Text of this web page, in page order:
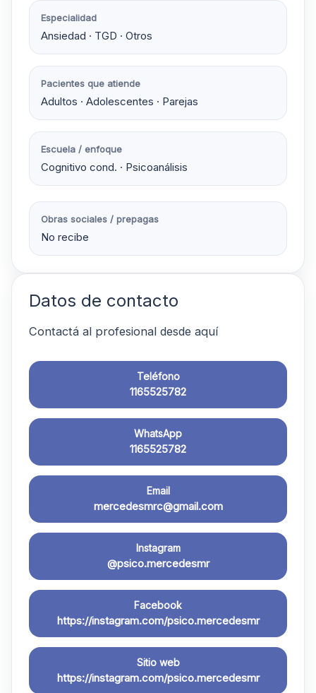
Especialidad
Ansiedad · TGD · Otros
Pacientes que atiende
Adultos · Adolescentes · Parejas
Escuela / enfoque
Cognitivo cond. · Psicoanálisis
Obras sociales / prepagas
No recibe
Datos de contacto
Contactá al profesional desde aquí
Teléfono
1165525782
WhatsApp
1165525782
Email
mercedesmrc@gmail.com
Instagram
@psico.mercedesmr
Facebook
https://instagram.com/psico.mercedesmr
Sitio web
https://instagram.com/psico.mercedesmr